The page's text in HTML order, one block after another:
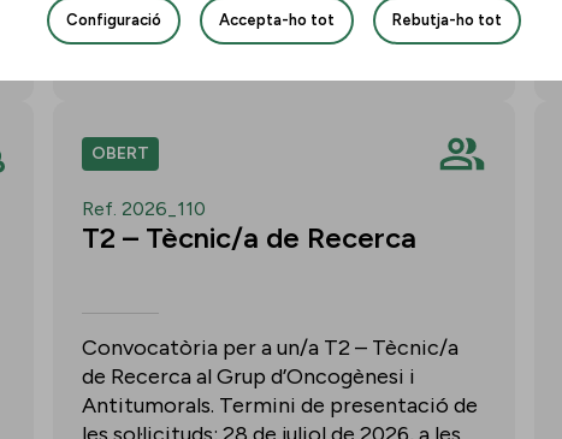
d’agost de 2026, 15.00 h.
OBERT
Ref. 2026_110
T2 – Tècnic/a de Recerca
Convocatòria per a un/a T2 – Tècnic/a
de Recerca al Grup d’Oncogènesi i
Antitumorals. Termini de presentació de
Configuració Accepta-ho tot Rebutja-ho tot